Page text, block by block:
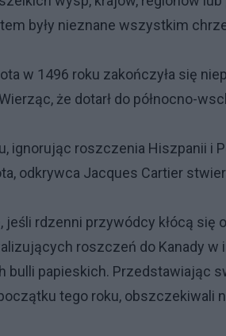
były nieznane wszystkim
w 1496 roku zakończyła się
że dotarł do północno-
ignorując roszczenia Hiszpanii i
odkrywca Jacques Cartier
jeśli rdzenni przywódcy kłócą się
roszczeń do Kanady w
bulli papieskich. Przedstawiając
tego roku, obszczekiwali